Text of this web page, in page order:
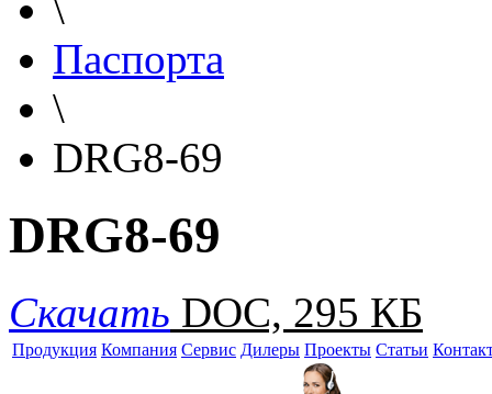
Паспорта
\
DRG8-69
DRG8-69
Скачать DOC, 295 КБ
Продукция Компания Сервис Дилеры Проекты Статьи